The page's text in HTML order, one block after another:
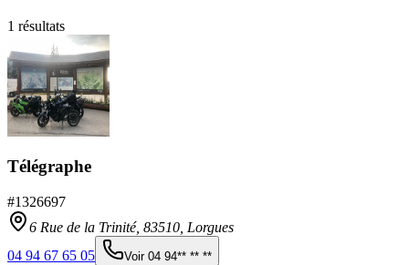
1 résultats
Télégraphe
#1326697
6 Rue de la Trinité, 83510 Lorgues
04 94 67 65 05
Voir 04 94** ** **